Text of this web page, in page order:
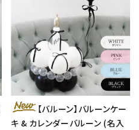
【バルーン】バルーンケー
キ & カレンダーバルーン (名入